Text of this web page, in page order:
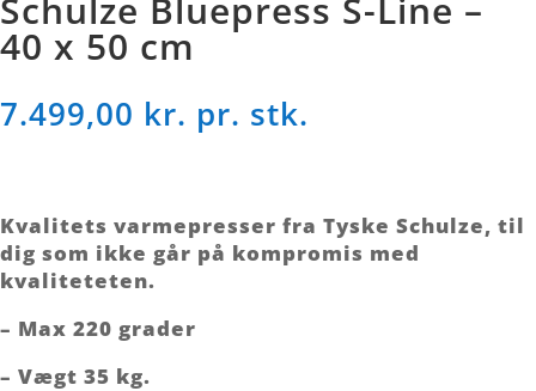
Schulze Bluepress S-Line –
40 x 50 cm
7.499,00 kr. pr. stk.
Kvalitets varmepresser fra Tyske Schulze, til
dig som ikke går på kompromis med
kvaliteteten.
– Max 220 grader
– Vægt 35 kg.